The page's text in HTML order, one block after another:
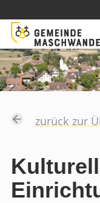
zurück zur